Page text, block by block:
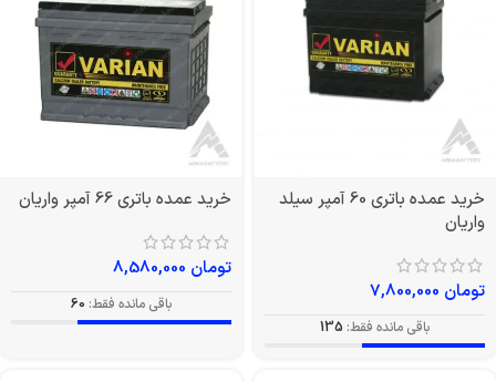
خرید عمده باتری 60 آمپر سیلد
واریان
تومان
باقی مانده فقط: 135
خرید عمده باتری 66 آمپر واریان
تومان
باقی مانده فقط: 60